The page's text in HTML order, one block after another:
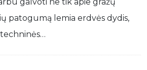
galvoti ne tik apie gražų
patogumą lemia erdvės dydis,